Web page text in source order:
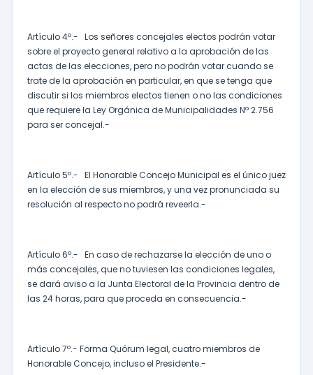
Artículo 4º.- Los señores concejales electos podrán votar
sobre el proyecto general relativo a la aprobación de las
actas de las elecciones, pero no podrán votar cuando se
trate de la aprobación en particular, en que se tenga que
discutir si los miembros electos tienen o no las condiciones
que requiere la Ley Orgánica de Municipalidades Nº 2.756
para ser concejal.-
Artículo 5º.- El Honorable Concejo Municipal es el único juez
en la elección de sus miembros, y una vez pronunciada su
resolución al respecto no podrá reveerla.-
Artículo 6º.- En caso de rechazarse la elección de uno o
más concejales, que no tuviesen las condiciones legales,
se dará aviso a la Junta Electoral de la Provincia dentro de
las 24 horas, para que proceda en consecuencia.-
Artículo 7º.- Forma Quórum legal, cuatro miembros de
Honorable Concejo, incluso el Presidente.-